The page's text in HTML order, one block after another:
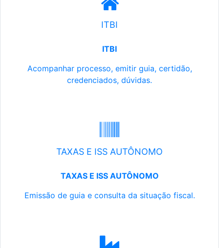
ITBI
ITBI
Acompanhar processo, emitir guia, certidão,
credenciados, dúvidas.
TAXAS E ISS AUTÔNOMO
TAXAS E ISS AUTÔNOMO
Emissão de guia e consulta da situação fiscal.